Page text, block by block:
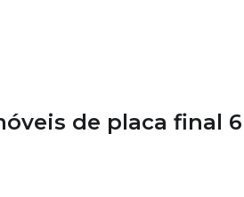
de placa final 6